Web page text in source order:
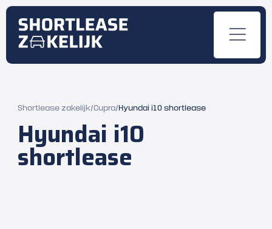
Shortlease zakelijk/Cupra/Hyundai i10 shortlease
Hyundai i10
shortlease